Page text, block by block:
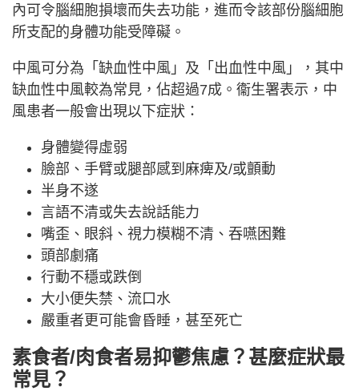
內可令腦細胞損壞而失去功能，進而令該部份腦細胞
所支配的身體功能受障礙。
中風可分為「缺血性中風」及「出血性中風」，其中
缺血性中風較為常見，佔超過7成。衞生署表示，中
風患者一般會出現以下症狀：
身體變得虛弱
臉部、手臂或腿部感到麻痺及/或顫動
半身不遂
言語不清或失去說話能力
嘴歪、眼斜、視力模糊不清、吞嚥困難
頭部劇痛
行動不穩或跌倒
大小便失禁、流口水
嚴重者更可能會昏睡，甚至死亡
素食者/肉食者易抑鬱焦慮？甚麼症狀最
常見？